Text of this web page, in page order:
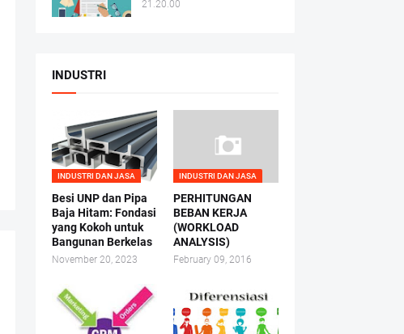
21.20.00
INDUSTRI
INDUSTRI DAN JASA
Besi UNP dan Pipa
Baja Hitam: Fondasi
yang Kokoh untuk
Bangunan Berkelas
November 20, 2023
INDUSTRI DAN JASA
PERHITUNGAN
BEBAN KERJA
(WORKLOAD
ANALYSIS)
February 09, 2016